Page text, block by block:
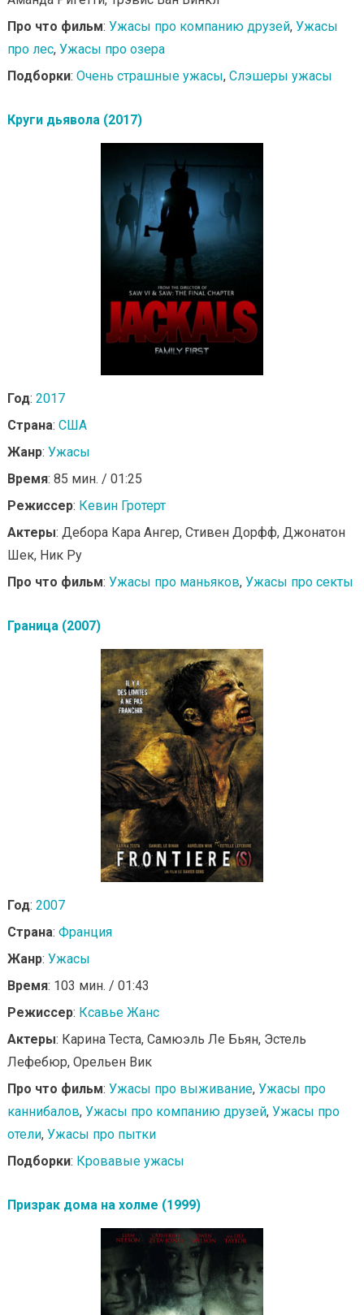
Про что фильм: Ужасы про компанию друзей, Ужасы
про лес, Ужасы про озера
Подборки: Очень страшные ужасы, Слэшеры ужасы
Круги дьявола (2017)
Год: 2017
Страна: США
Жанр: Ужасы
Время: 85 мин. / 01:25
Режиссер: Кевин Гротерт
Актеры: Дебора Кара Ангер, Стивен Дорфф, Джонатон
Шек, Ник Ру
Про что фильм: Ужасы про маньяков, Ужасы про секты
Граница (2007)
Год: 2007
Страна: Франция
Жанр: Ужасы
Время: 103 мин. / 01:43
Режиссер: Ксавье Жанс
Актеры: Карина Теста, Самюэль Ле Бьян, Эстель
Лефебюр, Орельен Вик
Про что фильм: Ужасы про выживание, Ужасы про
каннибалов, Ужасы про компанию друзей, Ужасы про
отели, Ужасы про пытки
Подборки: Кровавые ужасы
Призрак дома на холме (1999)